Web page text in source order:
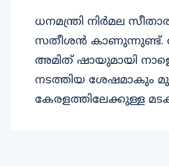
ധനമന്ത്രി നിർമല
സതീശന്‍ കാണുന്നുണ്ട്.
അമിത് ഷായുമായി
നടത്തിയ ശേഷമാകും
കേരളത്തിലേക്കുള്ള